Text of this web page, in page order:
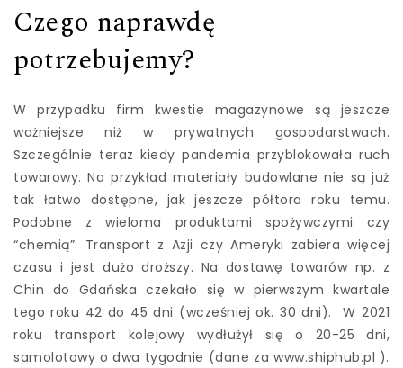
Czego naprawdę
potrzebujemy?
W przypadku firm kwestie magazynowe są jeszcze
ważniejsze niż w prywatnych gospodarstwach.
Szczególnie teraz kiedy pandemia przyblokowała ruch
towarowy. Na przykład materiały budowlane nie są już
tak łatwo dostępne, jak jeszcze półtora roku temu.
Podobne z wieloma produktami spożywczymi czy
“chemią”. Transport z Azji czy Ameryki zabiera więcej
czasu i jest dużo droższy. Na dostawę towarów np. z
Chin do Gdańska czekało się w pierwszym kwartale
tego roku 42 do 45 dni (wcześniej ok. 30 dni). W 2021
roku transport kolejowy wydłużył się o 20-25 dni,
samolotowy o dwa tygodnie (dane za www.shiphub.pl ).